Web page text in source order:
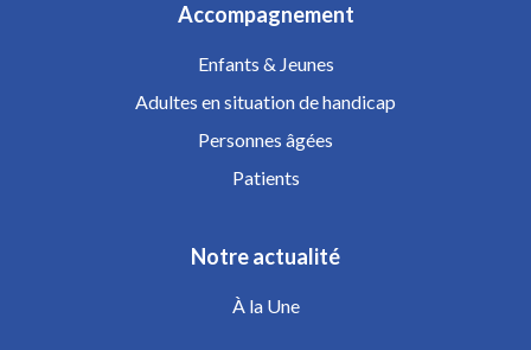
Accompagnement
Enfants & Jeunes
Adultes en situation de handicap
Personnes âgées
Patients
Notre actualité
À la Une